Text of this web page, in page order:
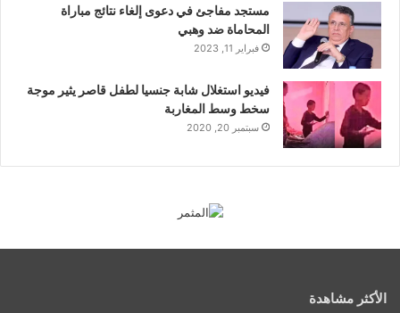
مستجد مفاجئ في دعوى إلغاء نتائج مباراة
المحاماة ضد وهبي
فبراير 11, 2023
فيديو استغلال شابة جنسيا لطفل قاصر يثير موجة
سخط وسط المغاربة
سبتمبر 20, 2020
الأكثر مشاهدة